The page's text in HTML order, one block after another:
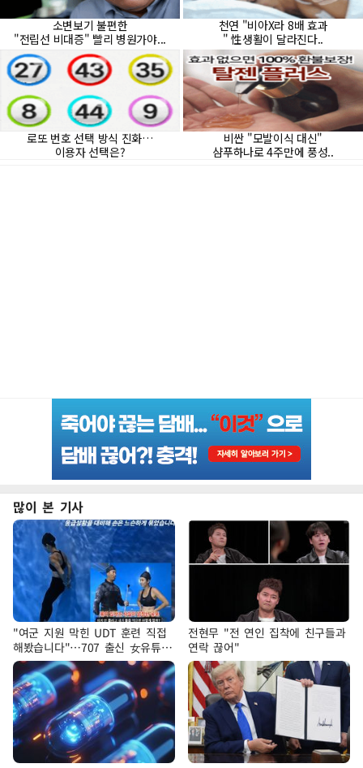
많이 본 기사
"여군 지원 막힌 UDT 훈련 직접
해봤습니다"…707 출신 女유튜버
'완벽 소화'
전현무 "전 연인 집착에 친구들과
연락 끊어"